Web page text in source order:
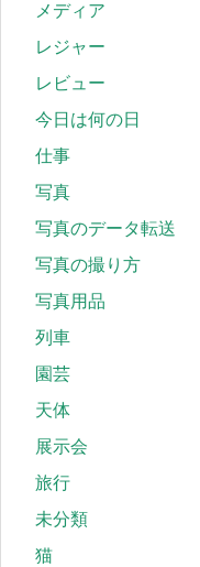
メディア
レジャー
レビュー
今日は何の日
仕事
写真
写真のデータ転送
写真の撮り方
写真用品
列車
園芸
天体
展示会
旅行
未分類
猫